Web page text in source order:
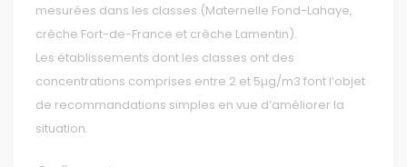
mesurées dans les classes (Maternelle Fond-Lahaye,
crèche Fort-de-France et crèche Lamentin).
Les établissements dont les classes ont des
concentrations comprises entre 2 et 5µg/m3 font l’objet
de recommandations simples en vue d’améliorer la
situation.